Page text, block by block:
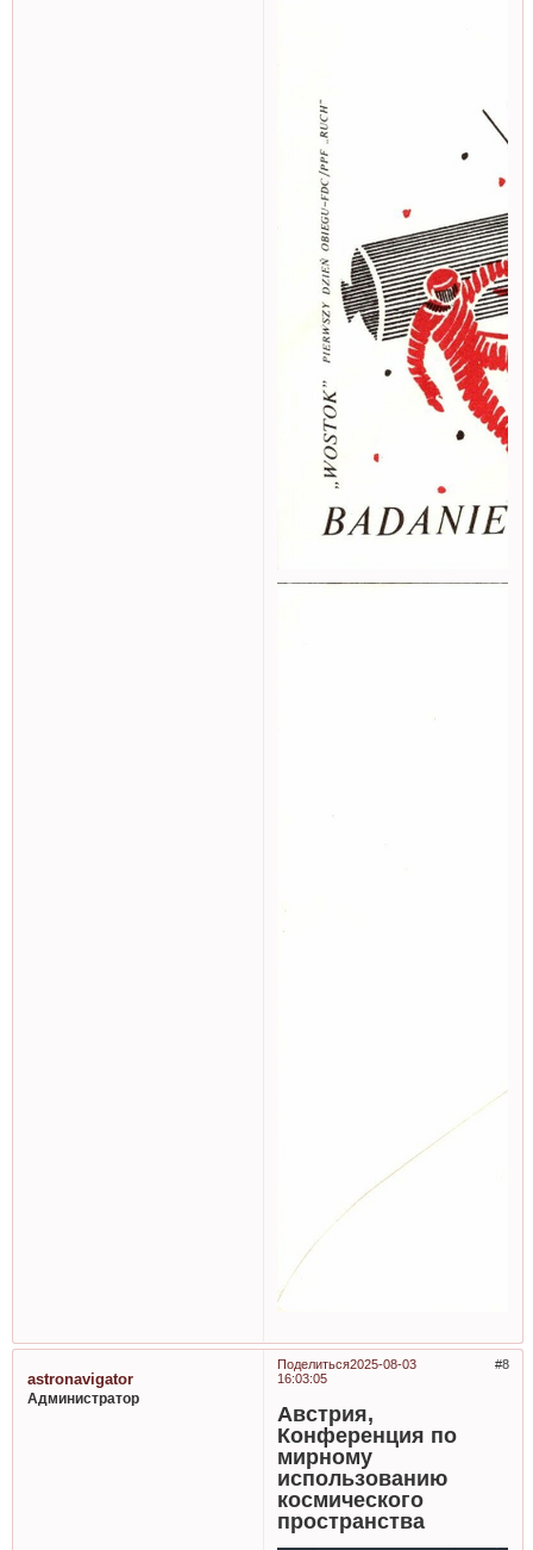
Поделиться 8
2025-08-03
16:03:05
astronavigator
Администратор
Австрия,
Конференция по
мирному
использованию
космического
пространства